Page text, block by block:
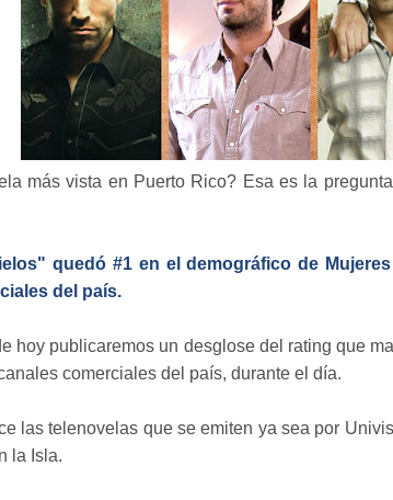
más vista en Puerto Rico? Esa es la
quedó #1 en el demográfico de
del país.
hoy publicaremos un desglose del rating que
comerciales del país, durante el día.
las telenovelas que se emiten ya sea por
la Isla.